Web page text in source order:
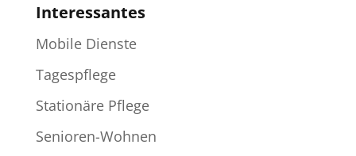
Interessantes
Mobile Dienste
Tagespflege
Stationäre Pflege
Senioren-Wohnen